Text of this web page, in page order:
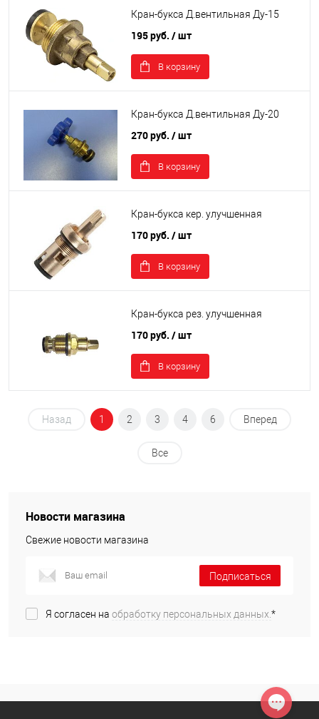
Кран-букса Д.вентильная Ду-15
195 руб. / шт
В корзину
Кран-букса Д.вентильная Ду-20
270 руб. / шт
В корзину
Кран-букса кер. улучшенная
170 руб. / шт
В корзину
Кран-букса рез. улучшенная
170 руб. / шт
В корзину
Назад 1 2 3 4 6 Вперед
Все
Новости магазина
Свежие новости магазина
Подписаться
Я согласен на обработку персональных данных.*